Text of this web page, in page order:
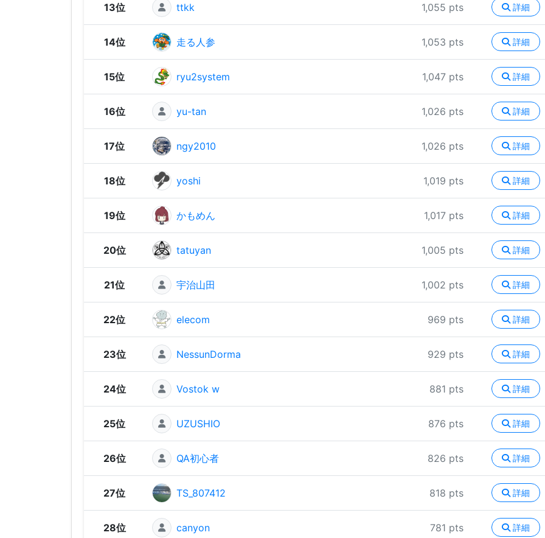
13位 ttkk 1,055 pts 詳細
14位 走る人参 1,053 pts 詳細
15位 ryu2system 1,047 pts 詳細
16位 yu-tan 1,026 pts 詳細
17位 ngy2010 1,026 pts 詳細
18位 yoshi 1,019 pts 詳細
19位 かもめん 1,017 pts 詳細
20位 tatuyan 1,005 pts 詳細
21位 宇治山田 1,002 pts 詳細
22位 elecom 969 pts 詳細
23位 NessunDorma 929 pts 詳細
24位 Vostok w 881 pts 詳細
25位 UZUSHIO 876 pts 詳細
26位 QA初心者 826 pts 詳細
27位 TS_807412 818 pts 詳細
28位 canyon 781 pts 詳細